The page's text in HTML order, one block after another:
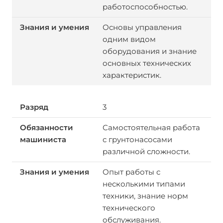
работоспособностью.
Основы управления
одним видом
оборудования и знание
основных технических
характеристик.
3
Самостоятельная работа
с грунтонасосами
различной сложности.
Опыт работы с
несколькими типами
техники, знание норм
технического
обслуживания.